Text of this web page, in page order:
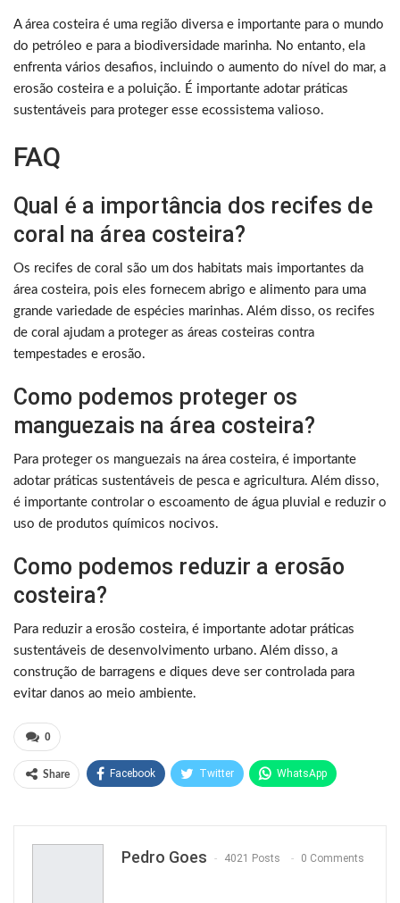
A área costeira é uma região diversa e importante para o mundo
do petróleo e para a biodiversidade marinha. No entanto, ela
enfrenta vários desafios, incluindo o aumento do nível do mar, a
erosão costeira e a poluição. É importante adotar práticas
sustentáveis ​​para proteger esse ecossistema valioso.
FAQ
Qual é a importância dos recifes de
coral na área costeira?
Os recifes de coral são um dos habitats mais importantes da
área costeira, pois eles fornecem abrigo e alimento para uma
grande variedade de espécies marinhas. Além disso, os recifes
de coral ajudam a proteger as áreas costeiras contra
tempestades e erosão.
Como podemos proteger os
manguezais na área costeira?
Para proteger os manguezais na área costeira, é importante
adotar práticas sustentáveis ​​de pesca e agricultura. Além disso,
é importante controlar o escoamento de água pluvial e reduzir o
uso de produtos químicos nocivos.
Como podemos reduzir a erosão
costeira?
Para reduzir a erosão costeira, é importante adotar práticas
sustentáveis ​​de desenvolvimento urbano. Além disso, a
construção de barragens e diques deve ser controlada para
evitar danos ao meio ambiente.
0
Share Facebook Twitter WhatsApp
Pedro Goes 4021 Posts 0 Comments